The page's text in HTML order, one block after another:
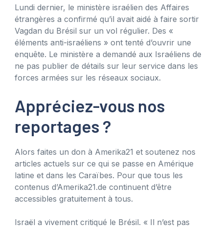
Lundi dernier, le ministère israélien des Affaires
étrangères a confirmé qu’il avait aidé à faire sortir
Vagdan du Brésil sur un vol régulier. Des «
éléments anti-israéliens » ont tenté d’ouvrir une
enquête. Le ministère a demandé aux Israéliens de
ne pas publier de détails sur leur service dans les
forces armées sur les réseaux sociaux.
Appréciez-vous nos
reportages ?
Alors faites un don à Amerika21 et soutenez nos
articles actuels sur ce qui se passe en Amérique
latine et dans les Caraïbes. Pour que tous les
contenus d’Amerika21.de continuent d’être
accessibles gratuitement à tous.
Israël a vivement critiqué le Brésil. « Il n’est pas